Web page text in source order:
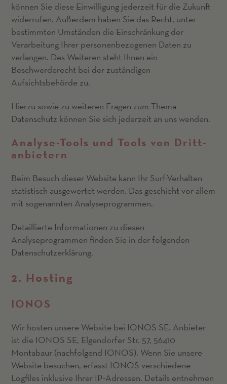
können Sie diese Einwilligung jederzeit für die Zukunft
widerrufen. Außerdem haben Sie das Recht, unter
bestimmten Umständen die Einschränkung der
Verarbeitung Ihrer personenbezogenen Daten zu
verlangen. Des Weiteren steht Ihnen ein
Beschwerderecht bei der zuständigen
Aufsichtsbehörde zu.
Hierzu sowie zu weiteren Fragen zum Thema
Datenschutz können Sie sich jederzeit an uns wenden.
Analyse-Tools und Tools von Dritt­
anbietern
Beim Besuch dieser Website kann Ihr Surf-Verhalten
statistisch ausgewertet werden. Das geschieht vor allem
mit sogenannten Analyseprogrammen.
Detaillierte Informationen zu diesen
Analyseprogrammen finden Sie in der folgenden
Datenschutzerklärung.
2. Hosting
IONOS
Wir hosten unsere Website bei IONOS SE. Anbieter
ist die IONOS SE, Elgendorfer Str. 57, 56410
Montabaur (nachfolgend IONOS). Wenn Sie unsere
Website besuchen, erfasst IONOS verschiedene
Logfiles inklusive Ihrer IP-Adressen. Details entnehmen